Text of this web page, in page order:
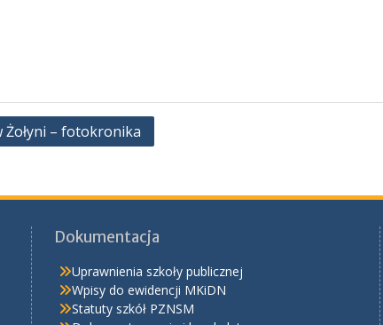
Żołyni – fotokronika
Dokumentacja
Uprawnienia szkoły publicznej
Wpisy do ewidencji MKiDN
Statuty szkół PZNSM